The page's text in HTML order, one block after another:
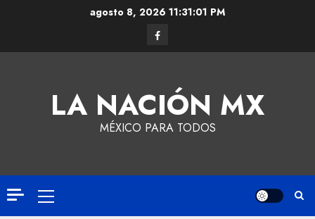
agosto 8, 2026 11:31:01 PM
LA NACIÓN MX
MÉXICO PARA TODOS